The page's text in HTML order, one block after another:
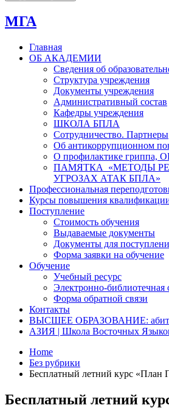
МГА
Главная
ОБ АКАДЕМИИ
Сведения об
Структура учреждения
Документы учреждения
Административный состав
Кафедры учреждения
ШКОЛА БПЛА
Сотрудничество. Партнеры
Об антикоррупционном
О профилактике гриппа,
ПАМЯТКА «МЕТОДЫ
УГРОЗАХ АТАК БПЛА»
Профессиональная
Курсы повышения
Поступление
Стоимость обучения
Выдаваемые документы
Документы для
Форма заявки на обучение
Обучение
Учебный ресурс
Электронно-библиотечная
Форма обратной связи
Контакты
ВЫСШЕЕ ОБРАЗОВАНИЕ:
АЗИЯ | Школа Восточных
Home
Без рубрики
Бесплатный летний курс «План
Бесплатный летний